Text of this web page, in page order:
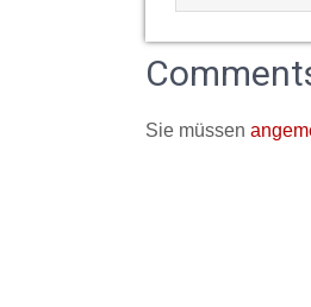
Sie müssen